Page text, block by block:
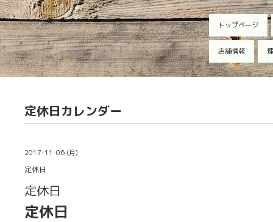
トップページ
店舗情報
定休日カレンダー
2017-11-06 (月)
定休日
定休日
定休日